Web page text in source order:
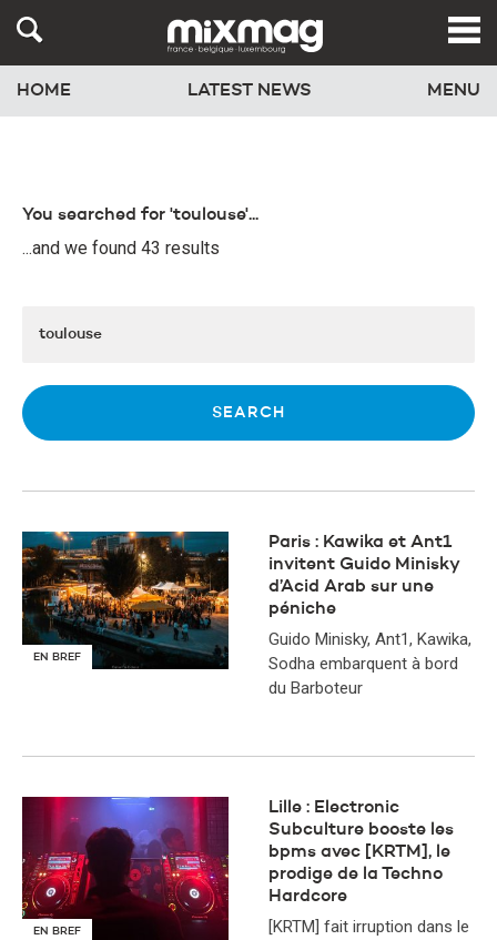
HOME LATEST NEWS MENU
You searched for 'toulouse'...
...and we found 43 results
EN BREF
Paris : Kawika et Ant1
invitent Guido Minisky
d’Acid Arab sur une
péniche
Guido Minisky, Ant1, Kawika,
Sodha embarquent à bord
du Barboteur
EN BREF
Lille : Electronic
Subculture booste les
bpms avec [KRTM], le
prodige de la Techno
Hardcore
[KRTM] fait irruption dans le